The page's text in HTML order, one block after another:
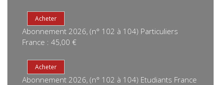
Abonnement 2026, (n° 102 à 104) Particuliers
France : 45,00 €
Abonnement 2026, (n° 102 à 104) Etudiants France